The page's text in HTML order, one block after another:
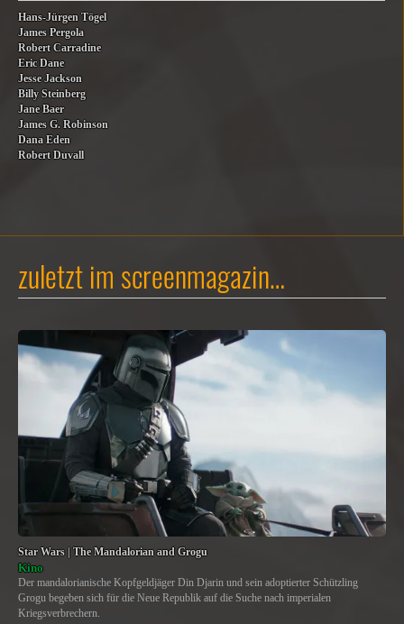
Hans-Jürgen Tögel
James Pergola
Robert Carradine
Eric Dane
Jesse Jackson
Billy Steinberg
Jane Baer
James G. Robinson
Dana Eden
Robert Duvall
zuletzt im screenmagazin…
Star Wars | The Mandalorian and Grogu
Kino
Der mandalorianische Kopfgeldjäger Din Djarin und sein adoptierter Schützling
Grogu begeben sich für die Neue Republik auf die Suche nach imperialen
Kriegsverbrechern.